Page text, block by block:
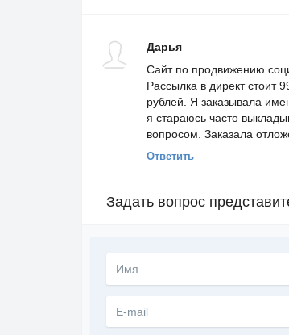
Дарья
Сайт по продвижению
Рассылка в директ стоит
рублей. Я заказывала
я стараюсь часто
вопросом. Заказала
Ответить
Задать вопрос